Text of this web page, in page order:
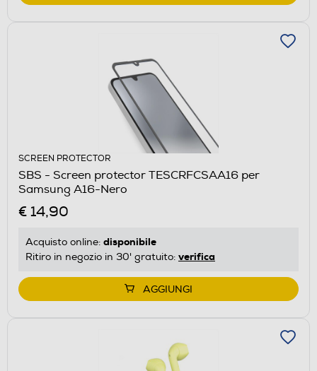
SCREEN PROTECTOR
SBS - Screen protector TESCRFCSAA16 per
Samsung A16-Nero
€ 14,90
Acquisto online: disponibile
Ritiro in negozio in 30' gratuito: verifica
AGGIUNGI